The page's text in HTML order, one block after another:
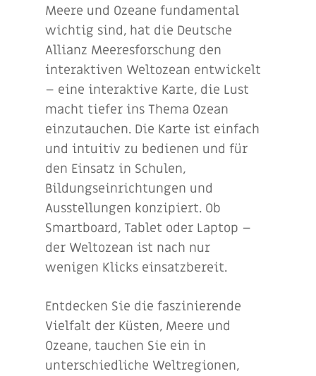
Meere und Ozeane fundamental
wichtig sind, hat die Deutsche
Allianz Meeresforschung den
interaktiven Weltozean entwickelt
– eine interaktive Karte, die Lust
macht tiefer ins Thema Ozean
einzutauchen. Die Karte ist einfach
und intuitiv zu bedienen und für
den Einsatz in Schulen,
Bildungseinrichtungen und
Ausstellungen konzipiert. Ob
Smartboard, Tablet oder Laptop –
der Weltozean ist nach nur
wenigen Klicks einsatzbereit.
Entdecken Sie die faszinierende
Vielfalt der Küsten, Meere und
Ozeane, tauchen Sie ein in
unterschiedliche Weltregionen,